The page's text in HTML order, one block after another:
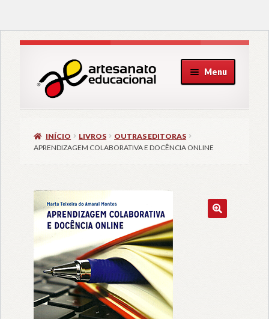
para
navegação
para
conteúdo
Menu
INÍCIO LIVROS
OUTRAS EDITORAS
APRENDIZAGEM COLABORATIVA E DOCÊNCIA ONLINE